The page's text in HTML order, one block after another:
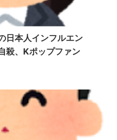
日本人インフルエン
殺、Kポップファン